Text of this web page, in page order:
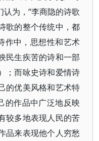
为，“李商隐的诗歌
歌的整个传统中，都
作中，思想性和艺术
民生疾苦的诗和一部
；而咏史诗和爱情诗
的优美风格和艺术特
的作品中广泛地反映
较多地表现人民的苦
品来表现他个人穷愁